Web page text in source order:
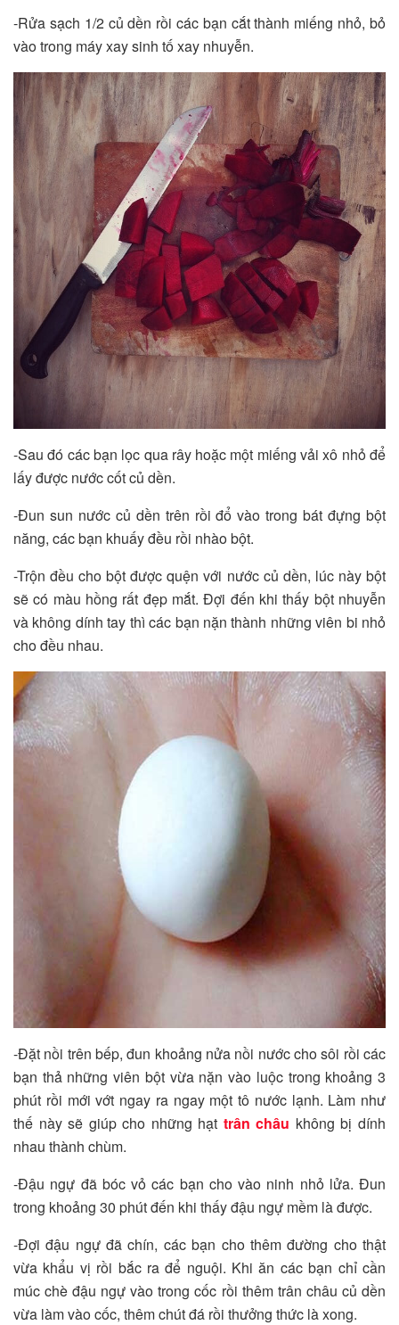
-Rửa sạch 1/2 củ dền rồi các bạn cắt thành miếng nhỏ, bỏ
vào trong máy xay sinh tố xay nhuyễn.
-Sau đó các bạn lọc qua rây hoặc một miếng vải xô nhỏ để
lấy được nước cốt củ dền.
-Đun sun nước củ dền trên rồi đổ vào trong bát đựng bột
năng, các bạn khuấy đều rồi nhào bột.
-Trộn đều cho bột được quện với nước củ dền, lúc này bột
sẽ có màu hồng rất đẹp mắt. Đợi đến khi thấy bột nhuyễn
và không dính tay thì các bạn nặn thành những viên bi nhỏ
cho đều nhau.
-Đặt nồi trên bếp, đun khoảng nửa nồi nước cho sôi rồi các
bạn thả những viên bột vừa nặn vào luộc trong khoảng 3
phút rồi mới vớt ngay ra ngay một tô nước lạnh. Làm như
thế này sẽ giúp cho những hạt trân châu không bị dính
nhau thành chùm.
-Đậu ngự đã bóc vỏ các bạn cho vào ninh nhỏ lửa. Đun
trong khoảng 30 phút đến khi thấy đậu ngự mềm là được.
-Đợi đậu ngự đã chín, các bạn cho thêm đường cho thật
vừa khẩu vị rồi bắc ra để nguội. Khi ăn các bạn chỉ cần
múc chè đậu ngự vào trong cốc rồi thêm trân châu củ dền
vừa làm vào cốc, thêm chút đá rồi thưởng thức là xong.